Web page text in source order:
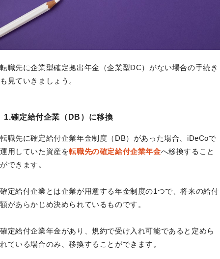
転職先に企業型確定拠出年金（企業型DC）がない場合の手続き
も見ていきましょう。
1.確定給付企業（DB）に移換
転職先に確定給付企業年金制度（DB）があった場合、iDeCoで
運用していた資産を転職先の確定給付企業年金へ移換すること
ができます。
確定給付企業とは企業が用意する年金制度の1つで、将来の給付
額があらかじめ決められているものです。
確定給付企業年金があり、規約で受け入れ可能であると定めら
れている場合のみ、移換することができます。